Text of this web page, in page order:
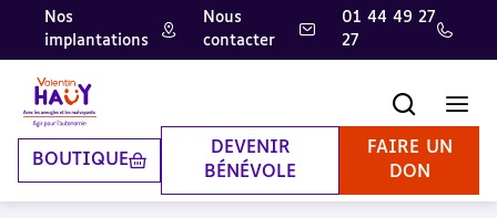
Aller
contenu
principal
Aller
pied
de
page
Aller
la
recherche
Nos
implantations
Nous
contacter
01 44 49 27
27
BOUTIQUE
DEVENIR
BÉNÉVOLE
FAIRE UN
DON